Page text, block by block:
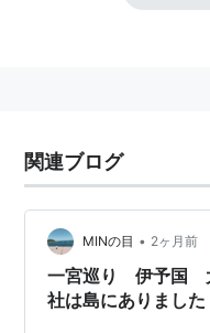
関連ブログ
MINの目 • 2ヶ月前
一宮巡り 伊予
社は島にありました